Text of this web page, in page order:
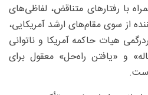
با رفتارهای متناقض، لفاظی‌های
از سوی مقام‌های ارشد آمریکایی،
هیات حاکمه آمریکا و ناتوانی
و «یافتن راه‌حل» معقول برای